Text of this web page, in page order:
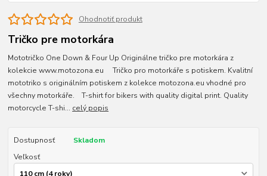
Ohodnotiť produkt
Tričko pre motorkára
Mototričko One Down & Four Up Originálne tričko pre motorkára z
kolekcie www.motozona.eu Tričko pro motorkáře s potiskem. Kvalitní
mototriko s originálním potiskem z kolekce motozona.eu vhodné pro
všechny motorkáře. T-shirt for bikers with quality digital print. Quality
motorcycle T-shi... celý popis
Dostupnosť
Skladom
Veľkosť